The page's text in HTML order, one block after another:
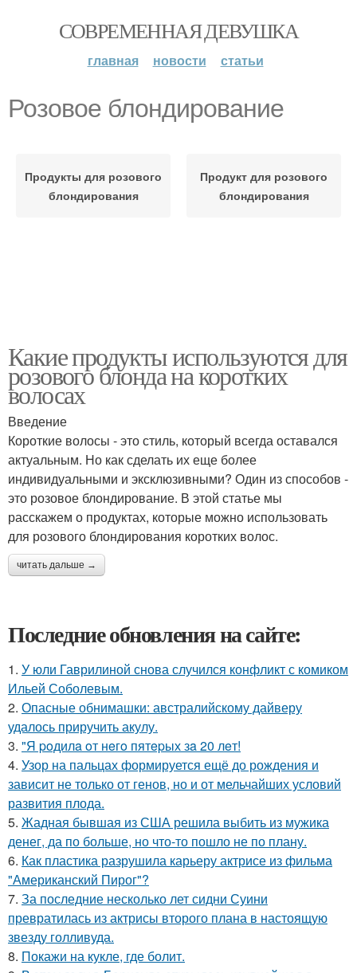
СОВРЕМЕННАЯ ДЕВУШКА
главная новости статьи
Розовое блондирование
Продукты для розового
блондирования
Продукт для розового
блондирования
Какие продукты используются для
розового блонда на коротких
волосах
Введение
Короткие волосы - это стиль, который всегда оставался
актуальным. Но как сделать их еще более
индивидуальными и эксклюзивными? Один из способов -
это розовое блондирование. В этой статье мы
расскажем о продуктах, которые можно использовать
для розового блондирования коротких волос.
читать дальше →
Последние обновления на сайте:
1. У юли Гаврилиной снова случился конфликт с комиком
Ильей Соболевым.
2. Опасные обнимашки: австралийскому дайверу
удалось приручить акулу.
3. "Я poдилa oт нeгo пятepых зa 20 лeт!
4. Узор на пальцах формируется ещё до рождения и
зависит не только от генов, но и от мельчайших условий
развития плода.
5. Жадная бывшая из США решила выбить из мужика
денег, да по больше, но что-то пошло не по плану.
6. Как пластика разрушила карьеру актрисе из фильма
"Американский Пирог"?
7. За последние несколько лет сидни Суини
превратилась из актрисы второго плана в настоящую
звезду голливуда.
8. Покажи на кукле, где болит.